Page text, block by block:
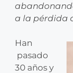
a la pérdida
Han
pasado
30 años y